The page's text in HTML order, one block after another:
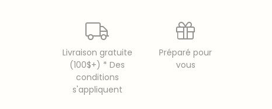
Livraison gratuite
(100$+) * Des
conditions
s'appliquent
Préparé pour
vous